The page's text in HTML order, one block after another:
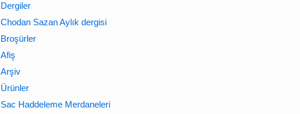
Dergiler
Chodan Sazan Aylık dergisi
Broşürler
Afiş
Arşiv
Ürünler
Sac Haddeleme Merdaneleri